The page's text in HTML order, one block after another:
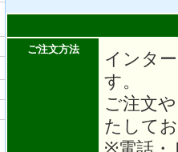
ご注文方法
インタ
す。
ご注文
たして